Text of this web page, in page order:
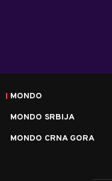
MONDO
MONDO SRBIJA
MONDO CRNA GORA